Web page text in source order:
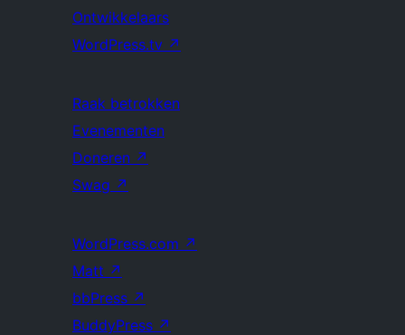
Ontwikkelaars
WordPress.tv ↗
Raak betrokken
Evenementen
Doneren ↗
Swag ↗
WordPress.com ↗
Matt ↗
bbPress ↗
BuddyPress ↗